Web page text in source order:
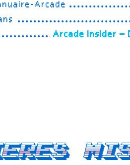
Arcade
Arcade Insider –